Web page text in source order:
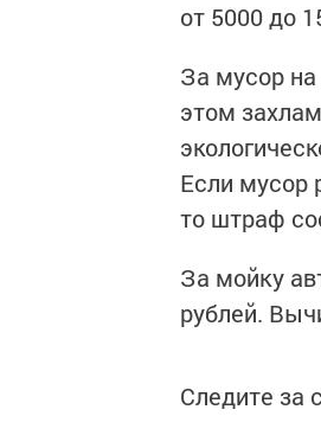
от 5000 до
За мусор
этом
Если мусор
то штраф
За мойку
рублей.
Следите